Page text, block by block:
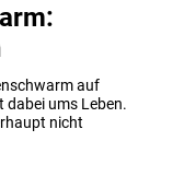
auf
dabei ums Leben.
nicht